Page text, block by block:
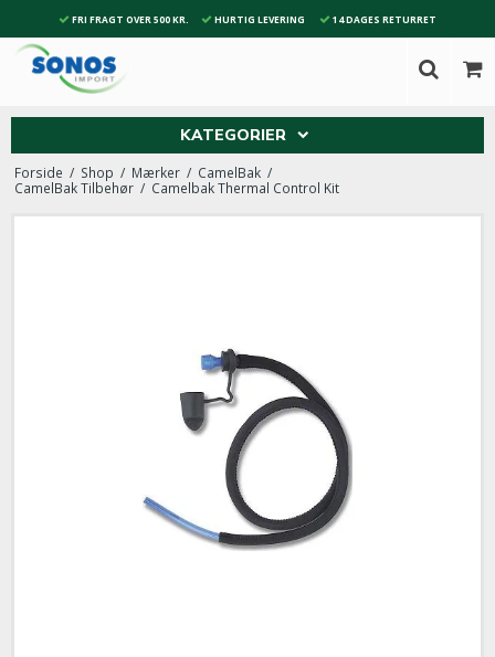
FRI FRAGT OVER 500 KR. HURTIG LEVERING 14 DAGES RETURRET
KATEGORIER
Forside / Shop / Mærker / CamelBak /
CamelBak Tilbehør / Camelbak Thermal Control Kit